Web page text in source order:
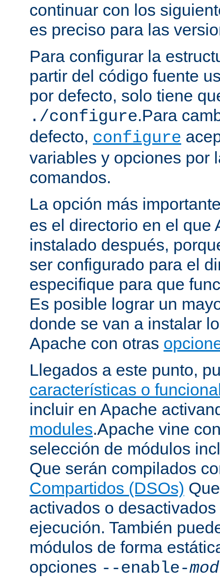
continuar con los
es preciso para las
Para configurar la
partir del código fuente
por defecto, solo tiene
./configure.Para
defecto, configure
variables y opciones por
comandos.
La opción más
es el directorio en el que
instalado después,
ser configurado para el
especifique para que
Es posible lograr un
donde se van a instalar
Apache con otras
Llegados a este punto,
características o
incluir en Apache
modules.Apache vine
selección de módulos
Que serán compilados
Compartidos (DSOs)
activados o
ejecución. También
módulos de forma
opciones --enable-